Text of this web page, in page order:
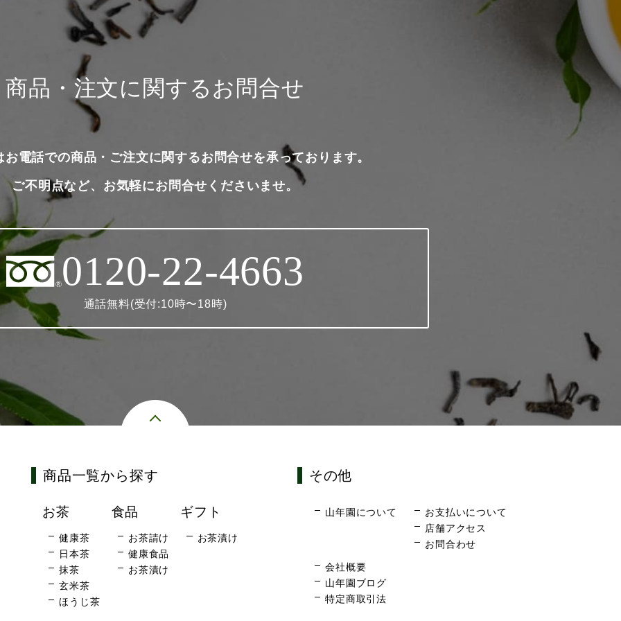
商品・注文に関するお問合せ
お電話での商品・ご注文に関するお問合せを承っております。
ご不明点など、お気軽にお問合せくださいませ。
0120-22-4663
通話無料(受付:10時〜18時)
商品一覧から探す
お茶
健康茶
日本茶
抹茶
玄米茶
ほうじ茶
食品
お茶請け
健康食品
お茶漬け
ギフト
お茶漬け
その他
山年園について
お支払いについて
店舗アクセス
お問合わせ
会社概要
山年園ブログ
特定商取引法